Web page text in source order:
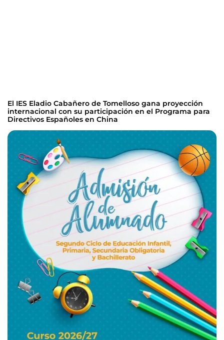
El IES Eladio Cabañero de Tomelloso gana proyección
internacional con su participación en el Programa para
Directivos Españoles en China